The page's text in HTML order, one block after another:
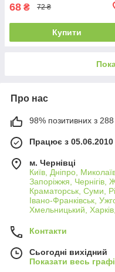
68 ₴ 72 ₴
Купити
Про нас
98% позитивних з 288
Працює з 05.06.2010
м. Чернівці
Київ, Дніпро,
Запоріжжя, Чернігів,
Краматорськ, Суми,
Івано-Франківськ,
Хмельницький,
Контакти
Сьогодні вихідний
Показати весь